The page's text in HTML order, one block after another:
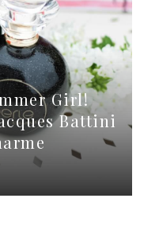
Girl!
Battini